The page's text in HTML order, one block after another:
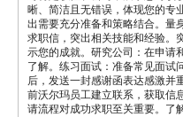
晰、简洁且无错误，体现您的专
出需要充分准备和策略结合。量
求职信，突出相关技能和经验。
示您的成就。研究公司：在申请
了解。练习面试：准备常见面试
后，发送一封感谢函表达感激并
前沃尔玛员工建立联系，获取信
请流程对成功求职至关重要。了